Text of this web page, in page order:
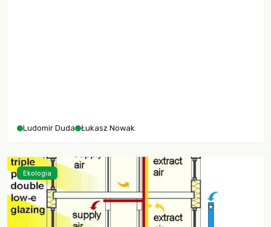
Ludomir Duda Łukasz Nowak
Ekologia